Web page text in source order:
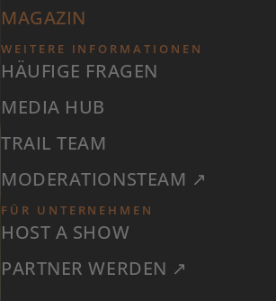
MAGAZIN
WEITERE INFORMATIONEN
HÄUFIGE FRAGEN
MEDIA HUB
TRAIL TEAM
MODERATIONSTEAM ↗
FÜR UNTERNEHMEN
HOST A SHOW
PARTNER WERDEN ↗